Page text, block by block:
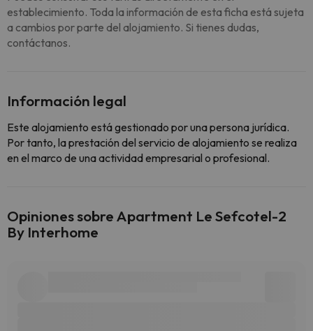
establecimiento. Toda la información de esta ficha está sujeta
a cambios por parte del alojamiento. Si tienes dudas,
contáctanos.
Información legal
Este alojamiento está gestionado por una persona jurídica.
Por tanto, la prestación del servicio de alojamiento se realiza
en el marco de una actividad empresarial o profesional.
Opiniones sobre Apartment Le Sefcotel-2
By Interhome